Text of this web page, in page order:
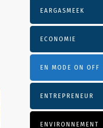
EARGASMEEK
ECONOMIE
EN MODE ON OFF
ENTREPRENEUR
ENVIRONNEMENT